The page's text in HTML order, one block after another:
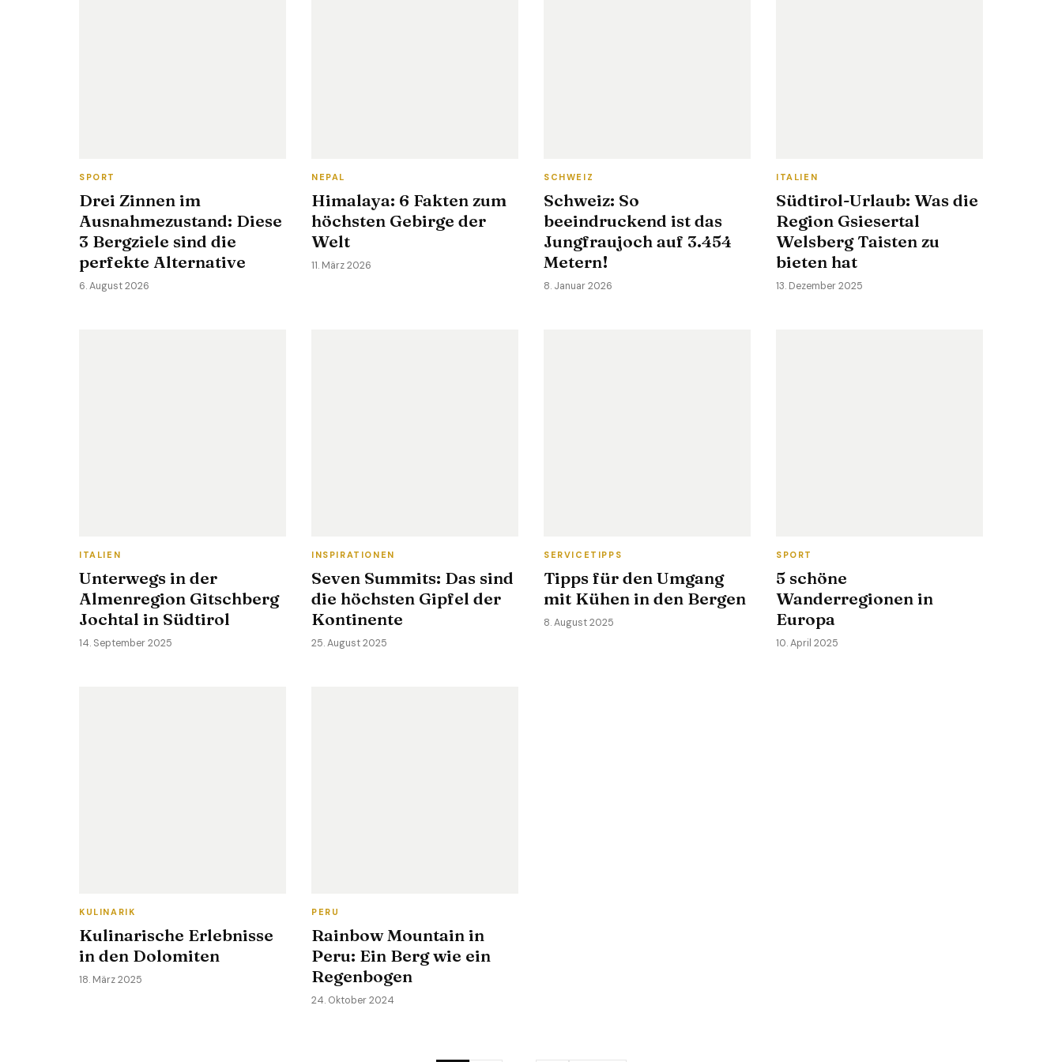
SPORT
Drei Zinnen im
Ausnahmezustand: Diese
3 Bergziele sind die
perfekte Alternative
6. August 2026
NEPAL
Himalaya: 6 Fakten zum
höchsten Gebirge der
Welt
11. März 2026
SCHWEIZ
Schweiz: So
beeindruckend ist das
Jungfraujoch auf 3.454
Metern!
8. Januar 2026
ITALIEN
Südtirol-Urlaub: Was die
Region Gsiesertal
Welsberg Taisten zu
bieten hat
13. Dezember 2025
ITALIEN
Unterwegs in der
Almenregion Gitschberg
Jochtal in Südtirol
14. September 2025
INSPIRATIONEN
Seven Summits: Das sind
die höchsten Gipfel der
Kontinente
25. August 2025
SERVICETIPPS
Tipps für den Umgang
mit Kühen in den Bergen
8. August 2025
SPORT
5 schöne
Wanderregionen in
Europa
10. April 2025
KULINARIK
Kulinarische Erlebnisse
in den Dolomiten
18. März 2025
PERU
Rainbow Mountain in
Peru: Ein Berg wie ein
Regenbogen
24. Oktober 2024